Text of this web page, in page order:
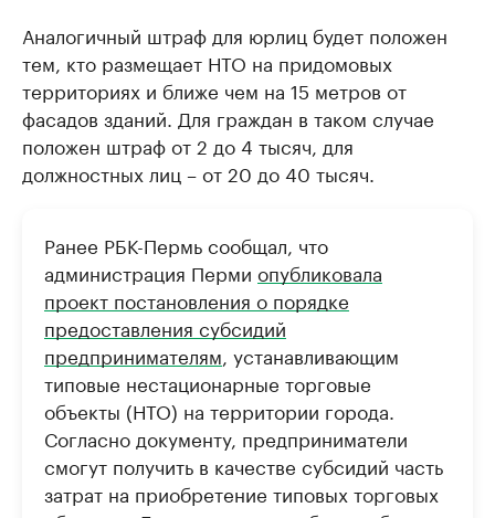
Аналогичный штраф для юрлиц будет положен
тем, кто размещает НТО на придомовых
территориях и ближе чем на 15 метров от
фасадов зданий. Для граждан в таком случае
положен штраф от 2 до 4 тысяч, для
должностных лиц – от 20 до 40 тысяч.
Ранее РБК-Пермь сообщал, что
администрация Перми опубликовала
проект постановления о порядке
предоставления субсидий
предпринимателям , устанавливающим
типовые нестационарные торговые
объекты (НТО) на территории города.
Согласно документу, предприниматели
смогут получить в качестве субсидий часть
затрат на приобретение типовых торговых